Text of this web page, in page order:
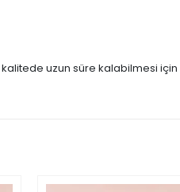
kalitede uzun süre kalabilmesi için